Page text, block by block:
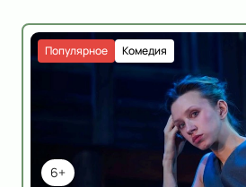
6+
Комедия
Популярное